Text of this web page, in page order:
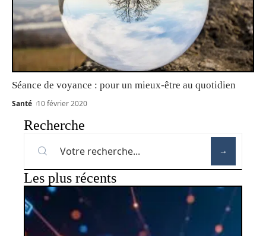
Séance de voyance : pour un mieux-être au quotidien
Santé 10 février 2020
Recherche
Les plus récents